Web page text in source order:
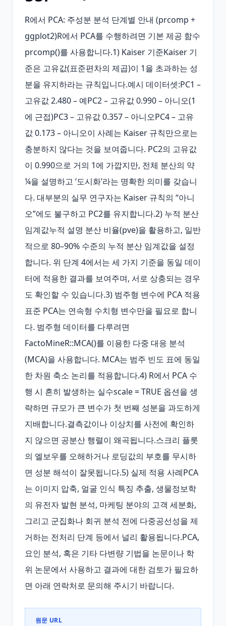
R에서 PCA: 주성분 분석 단계별 안내 (prcomp +
ggplot2)R에서 PCA를 수행하려면 기본 제공 함수
prcomp()를 사용합니다.1) Kaiser 기준Kaiser 기
준은 고유값(표준편차의 제곱)이 1을 초과하는 성
분을 유지하라는 규칙입니다.예시 데이터셋:PC1 –
고유값 2.480 – 예PC2 – 고유값 0.990 – 아니오(1
에 근접)PC3 – 고유값 0.357 – 아니오PC4 – 고유
값 0.173 – 아니오이 사례는 Kaiser 규칙만으로는
충분하지 않다는 것을 보여줍니다. PC2의 고유값
이 0.990으로 거의 1에 가깝지만, 전체 분산의 약
¼을 설명하고 ‘도시화’라는 명확한 의미를 갖습니
다. 대부분의 실무 연구자는 Kaiser 규칙의 “아니
오”에도 불구하고 PC2를 유지합니다.2) 누적 분산
임계값누적 설명 분산 비율(pve)을 활용하고, 일반
적으로 80–90% 수준의 누적 분산 임계값을 설정
합니다. 위 단계 4에서는 세 가지 기준을 동일 데이
터에 적용한 결과를 보여주며, 서로 상충되는 경우
도 확인할 수 있습니다.3) 범주형 변수에 PCA 적용
표준 PCA는 연속형 수치형 변수만을 필요로 합니
다. 범주형 데이터를 다루려면
FactoMineR::MCA()를 이용한 다중 대응 분석
(MCA)을 사용합니다. MCA는 범주 빈도 표에 동일
한 차원 축소 논리를 적용합니다.4) R에서 PCA 수
행 시 흔히 발생하는 실수scale = TRUE 옵션을 생
략하면 규모가 큰 변수가 첫 번째 성분을 과도하게
지배합니다.결측값이나 이상치를 사전에 확인하
지 않으면 공분산 행렬이 왜곡됩니다.스크리 플롯
의 엘보우를 오해하거나 로딩값의 부호를 무시하
면 성분 해석이 잘못됩니다.5) 실제 적용 사례PCA
는 이미지 압축, 얼굴 인식 특징 추출, 생물정보학
의 유전자 발현 분석, 마케팅 분야의 고객 세분화,
그리고 군집화나 회귀 분석 전에 다중공선성을 제
거하는 전처리 단계 등에서 널리 활용됩니다.PCA,
요인 분석, 혹은 기타 다변량 기법을 논문이나 학
위 논문에서 사용하고 결과에 대한 검토가 필요하
면 아래 연락처로 문의해 주시기 바랍니다.
원문 URL